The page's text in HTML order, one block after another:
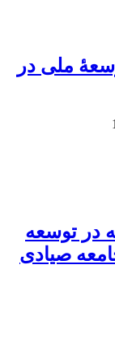
ملی در
در توسعه
صیادی